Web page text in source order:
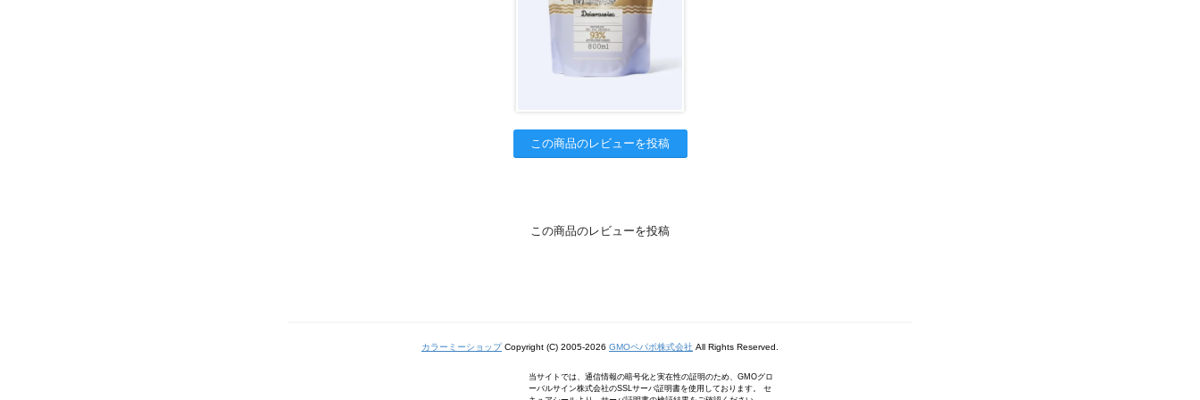
この商品のレビューを投稿
この商品のレビューを投稿
カラーミーショップCopyright (C) 2005-2026 GMOペパボ株式会社 All Rights Reserved.
当サイトでは、通信情報の暗号化と実在性の証明のため、GMOグロ
ーバルサイン株式会社のSSLサーバ証明書を使用しております。 セ